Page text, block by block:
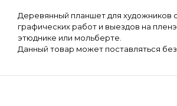
Деревянный планшет для художников
графических работ и выездов на
этюднике или мольберте.
Данный товар может поставляться без